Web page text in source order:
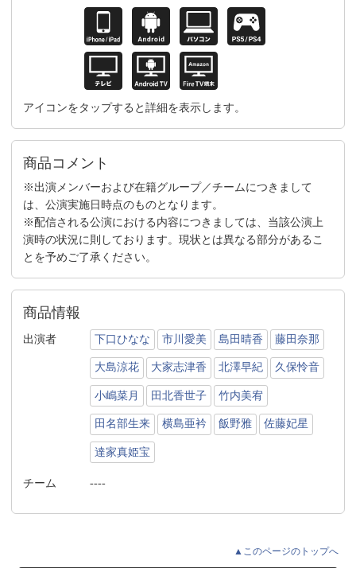
アイコンをタップすると詳細を表示します。
商品コメント
※出演メンバーおよび在籍グループ／チームにつきまして
は、公演実施日時点のものとなります。
※配信される公演における内容につきましては、当該公演上
演時の状況に則しております。現状とは異なる部分があるこ
とを予めご了承ください。
商品情報
出演者 下口ひなな 市川愛美 島田晴香 藤田奈那
大島涼花 大家志津香 北澤早紀 久保怜音
小嶋菜月 田北香世子 竹内美宥
田名部生来 横島亜衿 飯野雅 佐藤妃星
達家真姫宝
チーム ----
▲このページのトップへ